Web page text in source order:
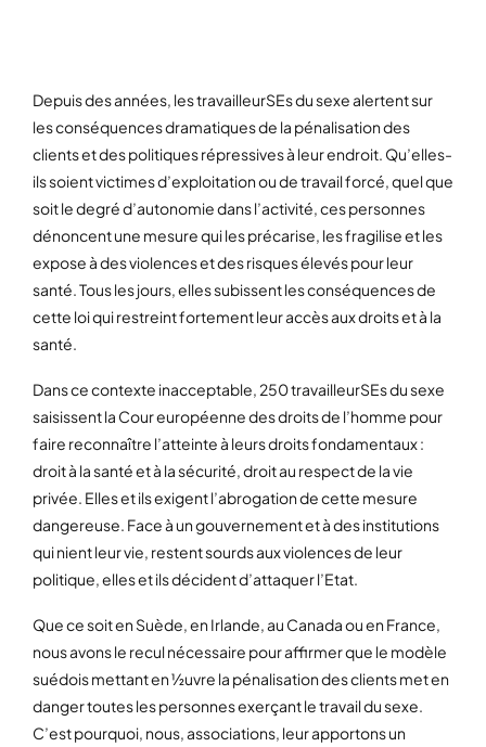
Depuis des années, les travailleurSEs du sexe alertent sur
les conséquences dramatiques de la pénalisation des
clients et des politiques répressives à leur endroit. Qu’elles-
ils soient victimes d’exploitation ou de travail forcé, quel que
soit le degré d’autonomie dans l’activité, ces personnes
dénoncent une mesure qui les précarise, les fragilise et les
expose à des violences et des risques élevés pour leur
santé. Tous les jours, elles subissent les conséquences de
cette loi qui restreint fortement leur accès aux droits et à la
santé.
Dans ce contexte inacceptable, 250 travailleurSEs du sexe
saisissent la Cour européenne des droits de l’homme pour
faire reconnaître l’atteinte à leurs droits fondamentaux :
droit à la santé et à la sécurité, droit au respect de la vie
privée. Elles et ils exigent l’abrogation de cette mesure
dangereuse. Face à un gouvernement et à des institutions
qui nient leur vie, restent sourds aux violences de leur
politique, elles et ils décident d’attaquer l’Etat.
Que ce soit en Suède, en Irlande, au Canada ou en France,
nous avons le recul nécessaire pour affirmer que le modèle
suédois mettant en ½uvre la pénalisation des clients met en
danger toutes les personnes exerçant le travail du sexe.
C’est pourquoi, nous, associations, leur apportons un